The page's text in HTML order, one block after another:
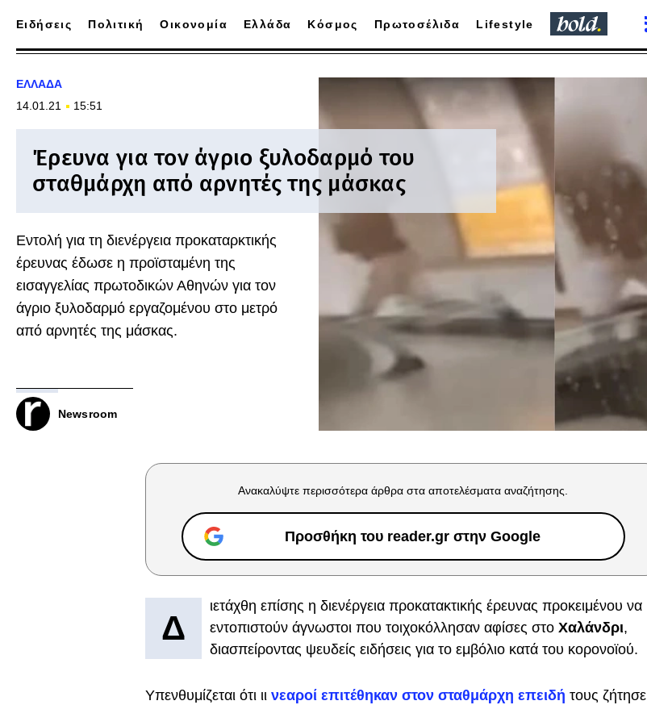
Ειδήσεις Πολιτική Οικονομία Ελλάδα Κόσμος Πρωτοσέλιδα Lifestyle
ΕΛΛΑΔΑ
14.01.21
15:51
Έρευνα για τον άγριο ξυλοδαρμό του
σταθμάρχη από αρνητές της μάσκας
Εντολή για τη διενέργεια προκαταρκτικής
έρευνας έδωσε η προϊσταμένη της
εισαγγελίας πρωτοδικών Αθηνών για τον
άγριο ξυλοδαρμό εργαζομένου στο μετρό
από αρνητές της μάσκας.
Newsroom
Ανακαλύψτε περισσότερα άρθρα στα αποτελέσματα αναζήτησης.
Προσθήκη του reader.gr στην Google
Δ
ιετάχθη επίσης η διενέργεια προκατακτικής έρευνας προκειμένου να
εντοπιστούν άγνωστοι που τοιχοκόλλησαν αφίσες στοΧαλάνδρι,
διασπείροντας ψευδείς ειδήσεις για το εμβόλιο κατά του κορονοϊού.
Υπενθυμίζεται ότι ιι νεαροί επιτέθηκαν στον σταθμάρχη επειδή τους ζήτησε